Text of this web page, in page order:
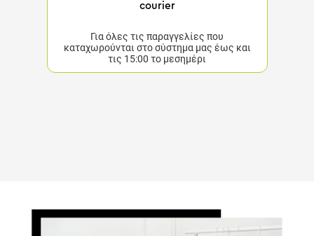
courier
Για όλες τις παραγγελίες που καταχωρούνται στο
σύστημα μας έως και τις 15:00 το μεσημέρι